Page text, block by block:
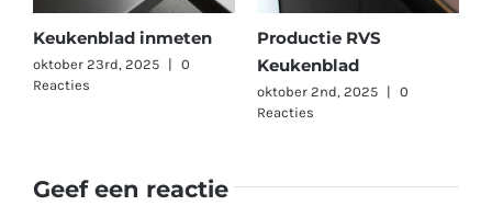
Keukenblad inmeten
oktober 23rd, 2025 |
0
Reacties
Productie RVS
Keukenblad
oktober 2nd, 2025 |
0
Reacties
Geef een reactie